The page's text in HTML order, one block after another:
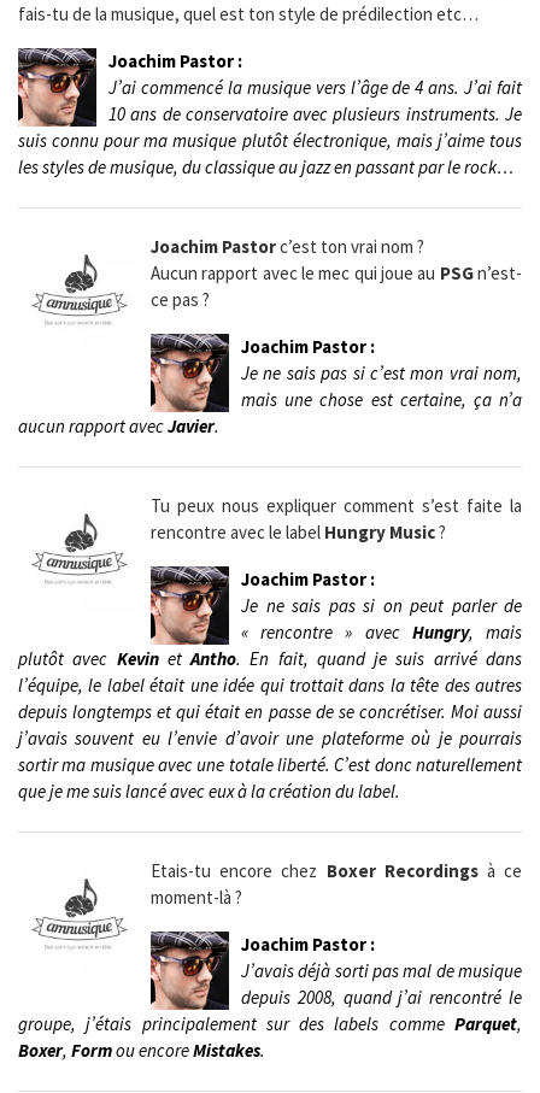
fais-tu de la musique, quel est ton style de prédilection etc…
Joachim Pastor :
J’ai commencé la musique vers l’âge de 4 ans. J’ai fait
10 ans de conservatoire avec plusieurs instruments. Je
suis connu pour ma musique plutôt électronique, mais j’aime tous
les styles de musique, du classique au jazz en passant par le rock…
Joachim Pastorc’est ton vrai nom ?
Aucun rapport avec le mec qui joue au PSGn’est-
ce pas ?
Joachim Pastor :
Je ne sais pas si c’est mon vrai nom,
mais une chose est certaine, ça n’a
aucun rapport avecJavier.
Tu peux nous expliquer comment s’est faite la
rencontre avec le label Hungry Music?
Joachim Pastor :
Je ne sais pas si on peut parler de
« rencontre » avec Hungry, mais
plutôt avec KevinetAntho. En fait, quand je suis arrivé dans
l’équipe, le label était une idée qui trottait dans la tête des autres
depuis longtemps et qui était en passe de se concrétiser. Moi aussi
j’avais souvent eu l’envie d’avoir une plateforme où je pourrais
sortir ma musique avec une totale liberté. C’est donc naturellement
que je me suis lancé avec eux à la création du label.
Etais-tu encore chez Boxer Recordingsà ce
moment-là ?
Joachim Pastor :
J’avais déjà sorti pas mal de musique
depuis 2008, quand j’ai rencontré le
groupe, j’étais principalement sur des labels comme Parquet,
Boxer, Formou encoreMistakes.